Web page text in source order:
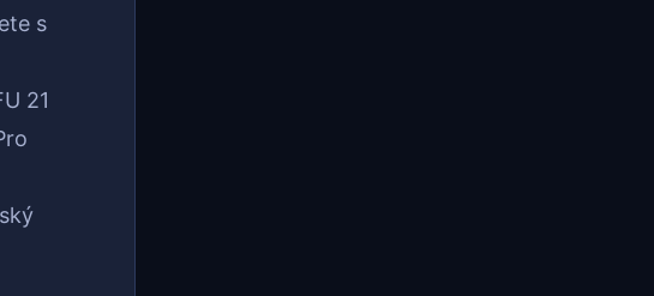
s
21